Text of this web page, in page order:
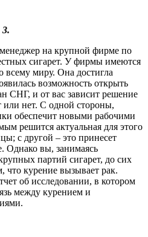
на крупной фирме по
сигарет. У фирмы имеются
миру. Она достигла
возможность открыть
СНГ, и от вас зависит решение
или нет. С одной стороны,
обеспечит новыми рабочими
решится актуальная для этого
с другой – это принесет
Однако вы, занимаясь
партий сигарет, до сих
курение вызывает рак.
об исследовании, в котором
между курением и